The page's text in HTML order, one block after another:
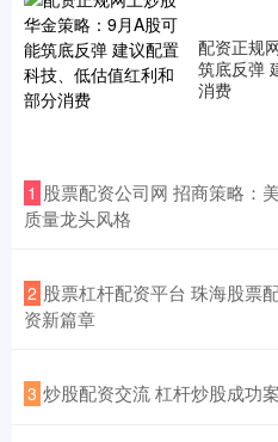
配资正规
筑底反弹
消费
1 股票配资公司网 招商策略：
质量龙头风格
2 股票杠杆配资平台 珠海股票
资新篇章
3 炒股配资交流 杠杆炒股成功